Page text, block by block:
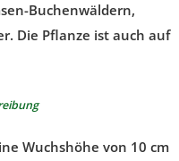
Buchenwäldern,
Die Pflanze ist auch auf
Wuchshöhe von 10 cm